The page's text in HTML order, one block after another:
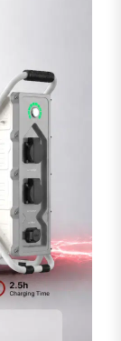
o
k